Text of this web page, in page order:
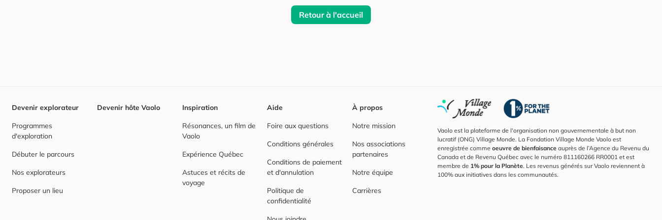
Retour à l'accueil
Devenir explorateur
Programmes
d'exploration
Débuter le parcours
Nos explorateurs
Proposer un lieu
Devenir hôte Vaolo Inspiration
Résonances, un film de
Vaolo
Expérience Québec
Astuces et récits de
voyage
Aide
Foire aux questions
Conditions générales
Conditions de paiement
et d'annulation
Politique de
confidentialité
À propos
Notre mission
Nos associations
partenaires
Notre équipe
Carrières
Vaolo est la plateforme de l'organisation non gouvernementale à but non
lucratif (ONG) Village Monde. La Fondation Village Monde Vaolo est
enregistrée comme oeuvre de bienfaisance auprès de l’Agence du Revenu du
Canada et de Revenu Québec avec le numéro 811160266 RR0001 et est
membre de 1% pour la Planète. Les revenus générés sur Vaolo reviennent à
100% aux initiatives dans les communautés.